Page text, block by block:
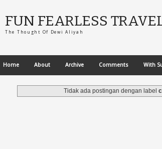
FUN FEARLESS
The Thought Of Dewi Aliyah
Home About Archive Comments With
Tidak ada postingan dengan label